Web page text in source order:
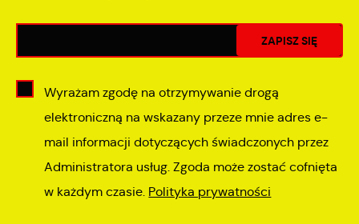
Wyrażam zgodę na otrzymywanie drogą
elektroniczną na wskazany przeze mnie adres e-
mail informacji dotyczących świadczonych przez
Administratora usług. Zgoda może zostać cofnięta
w każdym czasie. Polityka prywatności